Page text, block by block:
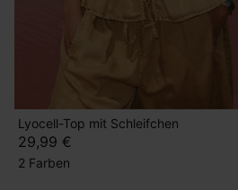
Lyocell-Top mit Schleifchen
29,99 €
2 Farben